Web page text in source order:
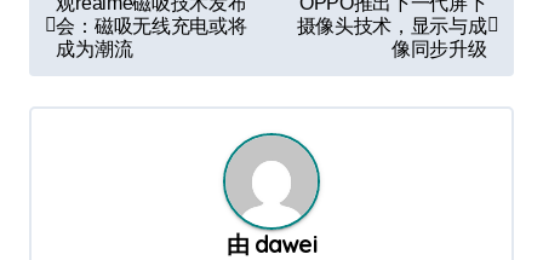
章
导
航
会：磁吸无线充电或将
成为潮流
摄像头技术，显示与成
像同步升级
由 dawei